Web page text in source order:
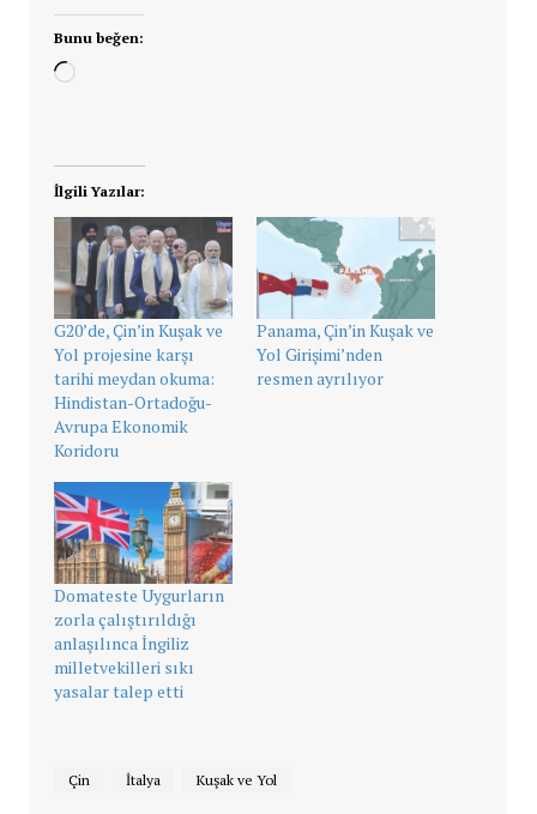
Bunu beğen:
Yükleniyor...
İlgili Yazılar:
G20’de, Çin’in Kuşak ve
Yol projesine karşı
tarihi meydan okuma:
Hindistan-Ortadoğu-
Avrupa Ekonomik
Koridoru
Panama, Çin’in Kuşak ve
Yol Girişimi’nden
resmen ayrılıyor
Domateste Uygurların
zorla çalıştırıldığı
anlaşılınca İngiliz
milletvekilleri sıkı
yasalar talep etti
Çin İtalya Kuşak ve Yol